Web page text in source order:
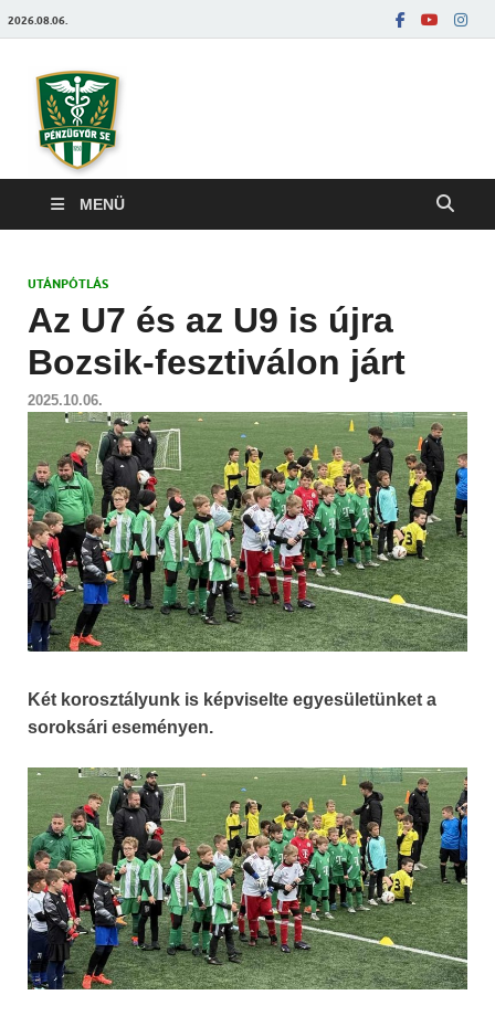
2026.08.06.
MENÜ
UTÁNPÓTLÁS
Az U7 és az U9 is újra
Bozsik-fesztiválon járt
2025.10.06.
Két korosztályunk is képviselte egyesületünket a
soroksári eseményen.